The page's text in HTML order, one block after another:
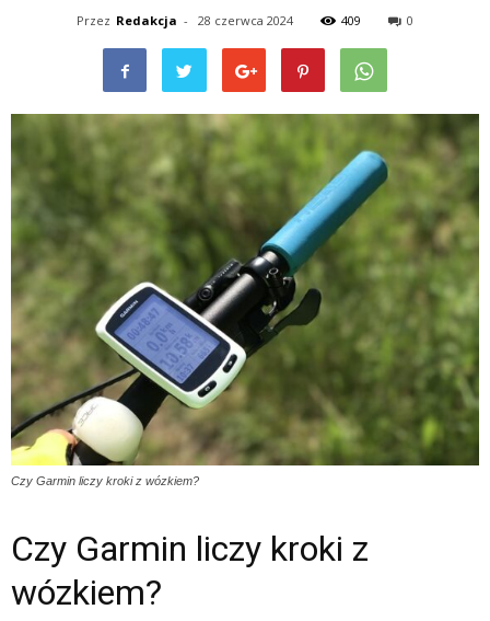
Przez Redakcja - 28 czerwca 2024 409 0
Czy Garmin liczy kroki z wózkiem?
Czy Garmin liczy kroki z
wózkiem?